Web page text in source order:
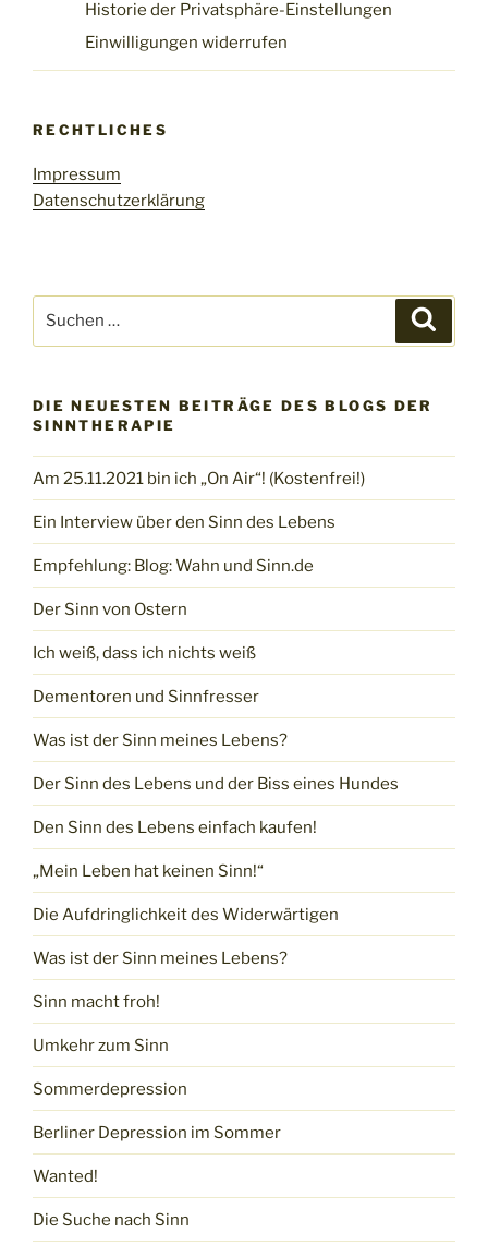
Historie der Privatsphäre-Einstellungen
Einwilligungen widerrufen
RECHTLICHES
Impressum
Datenschutzerklärung
nach:
DIE NEUESTEN BEITRÄGE DES BLOGS DER
SINNTHERAPIE
Am 25.11.2021 bin ich „On Air“! (Kostenfrei!)
Ein Interview über den Sinn des Lebens
Empfehlung: Blog: Wahn und Sinn.de
Der Sinn von Ostern
Ich weiß, dass ich nichts weiß
Dementoren und Sinnfresser
Was ist der Sinn meines Lebens?
Der Sinn des Lebens und der Biss eines Hundes
Den Sinn des Lebens einfach kaufen!
„Mein Leben hat keinen Sinn!“
Die Aufdringlichkeit des Widerwärtigen
Was ist der Sinn meines Lebens?
Sinn macht froh!
Umkehr zum Sinn
Sommerdepression
Berliner Depression im Sommer
Wanted!
Die Suche nach Sinn